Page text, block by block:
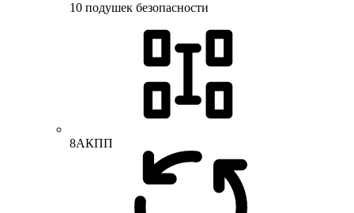
10 подушек безопасности
8АКПП